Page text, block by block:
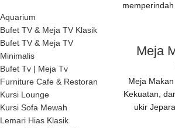
Aquarium
Bufet TV & Meja TV Klasik
Bufet TV & Meja TV
Minimalis
Bufet Tv | Meja Tv
Furniture Cafe & Restoran
Kursi Lounge
Kursi Sofa Mewah
Lemari Hias Klasik
Meja
Meja
Kekuatan,
ukir